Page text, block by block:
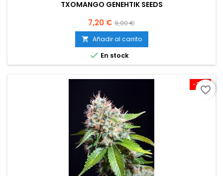
TXOMANGO GENEHTIK SEEDS
Precio
7,20 € Precio
base
9,00 €
 Añadir al carrito
 En stock
-20%
favorite_border